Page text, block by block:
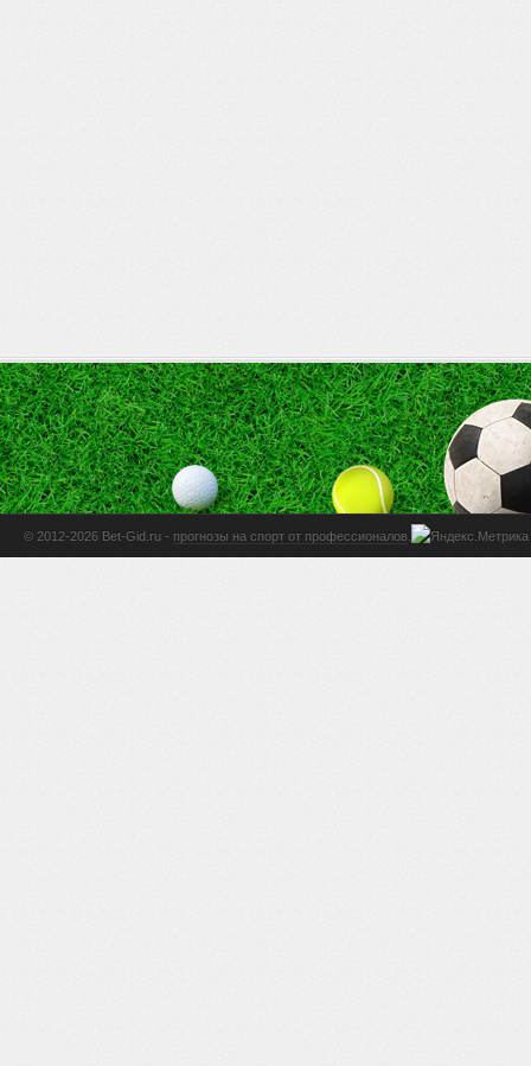
© 2012-2026 Bet-Gid.ru - прогнозы на спорт от профессионалов